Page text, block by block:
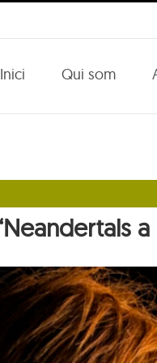
Inici Qui som
a